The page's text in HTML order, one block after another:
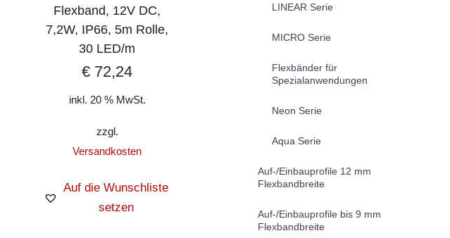
Flexband, 12V DC,
7,2W, IP66, 5m Rolle,
30 LED/m
€ 72,24
inkl. 20 % MwSt.
zzgl.
Versandkosten
Auf die Wunschliste
setzen
LINEAR Serie
MICRO Serie
Flexbänder für
Spezialanwendungen
Neon Serie
Aqua Serie
Auf-/Einbauprofile 12 mm
Flexbandbreite
Auf-/Einbauprofile bis 9 mm
Flexbandbreite